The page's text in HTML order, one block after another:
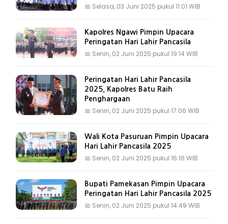
📅 Selasa, 03 Juni 2025 pukul 11:01 WIB
Kapolres Ngawi Pimpin Upacara
Peringatan Hari Lahir Pancasila
📅 Senin, 02 Juni 2025 pukul 19:14 WIB
Peringatan Hari Lahir Pancasila
2025, Kapolres Batu Raih
Penghargaan
📅 Senin, 02 Juni 2025 pukul 17:06 WIB
Wali Kota Pasuruan Pimpin Upacara
Hari Lahir Pancasila 2025
📅 Senin, 02 Juni 2025 pukul 16:16 WIB
Bupati Pamekasan Pimpin Upacara
Peringatan Hari Lahir Pancasila 2025
📅 Senin, 02 Juni 2025 pukul 14:49 WIB